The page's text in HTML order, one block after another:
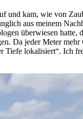
und kam, wie von
aus meinem
überwiesen hatte,
Da jeder Meter
Tiefe lokalisiert“. Ich